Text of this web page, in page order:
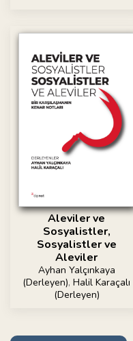
Aleviler ve
Sosyalistler,
Sosyalistler ve
Aleviler
Ayhan Yalçınkaya
(Derleyen), Halil Karaçalı
(Derleyen)